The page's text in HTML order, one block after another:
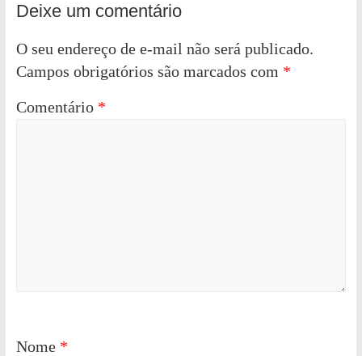
Deixe um comentário
O seu endereço de e-mail não será publicado.
Campos obrigatórios são marcados com *
Comentário *
Nome *